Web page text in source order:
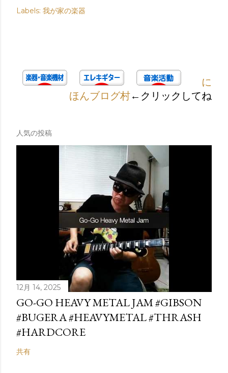
Labels: 我が家の楽器
に
ほんブログ村←クリックしてね
人気の投稿
12月 14, 2025
GO-GO HEAVY METAL JAM #GIBSON
#BUGERA #HEAVYMETAL #THRASH
#HARDCORE
共有